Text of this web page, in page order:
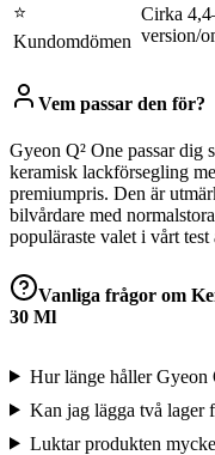
⭐
Kundomdömen
Cirka
version/
Vem passar den för?
Gyeon Q² One passar dig
keramisk lackförsegling
premiumpris. Den är
bilvårdare med
populäraste valet i vårt
Vanliga frågor om
30 Ml
Hur länge håller Gyeon
Kan jag lägga två lager
Luktar produkten